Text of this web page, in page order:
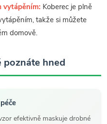
vytápěním: Koberec je plně
takže si můžete
domově.
hned
efektivně maskuje drobné